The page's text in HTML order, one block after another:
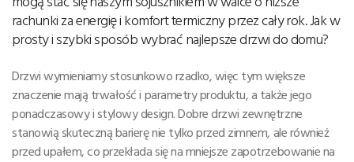
rachunki za energię i komfort termiczny przez cały rok. Jak w
prosty i szybki sposób wybrać najlepsze drzwi do domu?
Drzwi wymieniamy stosunkowo rzadko, więc tym większe
znaczenie mają trwałość i parametry produktu, a także jego
ponadczasowy i stylowy design. Dobre drzwi zewnętrzne
stanowią skuteczną barierę nie tylko przed zimnem, ale również
przed upałem, co przekłada się na mniejsze zapotrzebowanie na